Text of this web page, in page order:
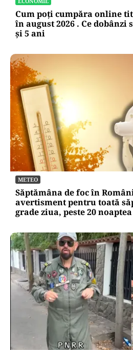
Cum poți cumpăra online
în august 2026 . Ce
și 5 ani
METEO
Săptămâna de foc în
avertisment pentru toată
grade ziua, peste 20 noaptea